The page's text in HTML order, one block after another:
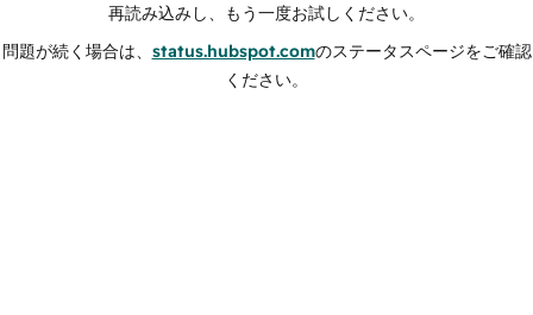
再読み込みし、もう一度お試しください。
問題が続く場合は、 status.hubspot.comのステータスページをご確認
ください。